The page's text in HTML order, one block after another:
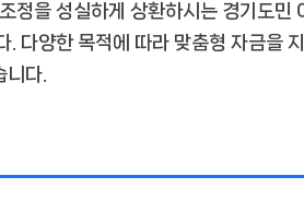
정을 성실하게 상환하시는 경기도민
. 다양한 목적에 따라 맞춤형 자금을
니다.